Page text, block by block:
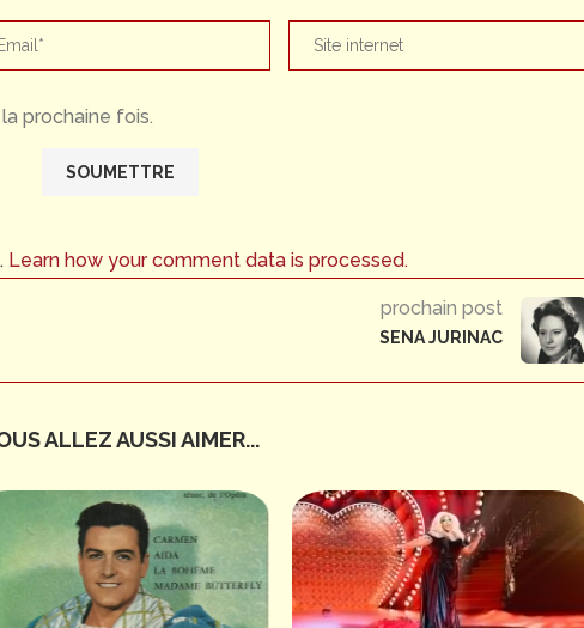
prochaine fois.
Learn how your comment data is processed.
prochain post
SENA JURINAC
ALLEZ AUSSI AIMER...